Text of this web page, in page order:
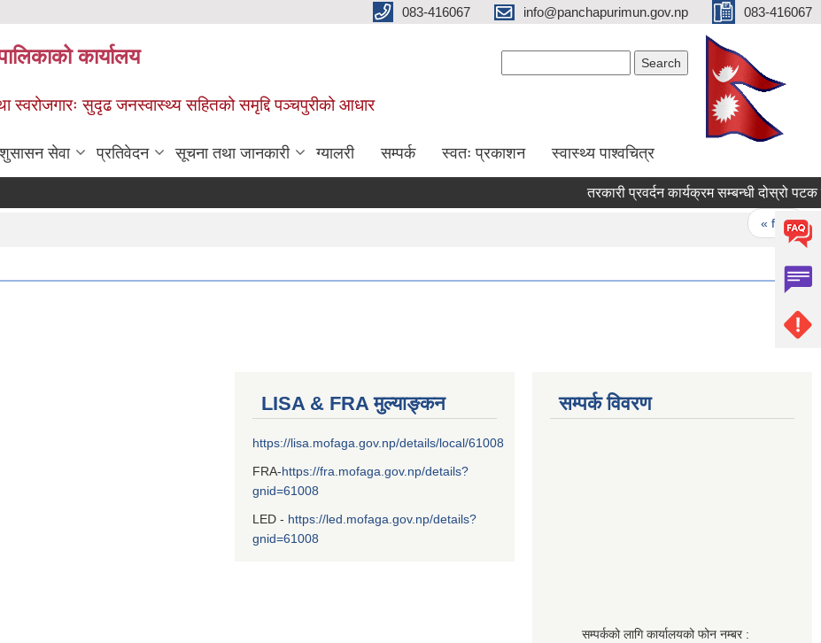
083-416067 info@panchapurimun.gov.np 083-416067
कार्यालय
स्वरोजगारः सुदृढ जनस्वास्थ्य सहितको समृद्दि पञ्चपुरीको आधार
सेवा प्रतिवेदन सूचना तथा जानकारी ग्यालरी सम्पर्क स्वतः प्रकाशन स्वास्थ्य पाश्वचित्र
« first
LISA & FRA मुल्याङ्कन
https://lisa.mofaga.gov.np/details/local/61008
FRA-https://fra.mofaga.gov.np/details?
gnid=61008
LED - https://led.mofaga.gov.np/details?
gnid=61008
सम्पर्क विवरण
सम्पर्कको लागि कार्यालयको फोन नम्बर :